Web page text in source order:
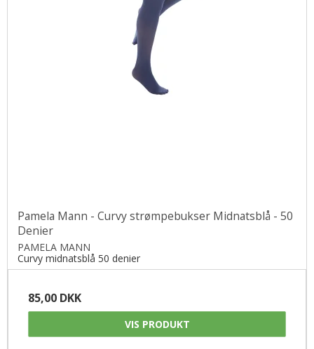
Pamela Mann - Curvy strømpebukser Midnatsblå - 50
Denier
PAMELA MANN
Curvy midnatsblå 50 denier
85,00 DKK
VIS PRODUKT